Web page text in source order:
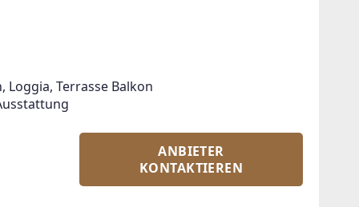
Loggia, Terrasse Balkon
ANBIETER
KONTAKTIEREN